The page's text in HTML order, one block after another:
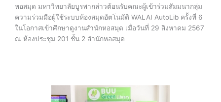
หอสมุด มหาวิทยาลัยบูรพากล่าวต้อนรับคณะผู้เข้าร่วมสัมมนากลุ่ม
ความร่วมมือผู้ใช้ระบบห้องสมุดอัตโนมัติ WALAI AutoLib ครั้งที่ 6
ในโอกาสเข้าศึกษาดูงานสำนักหอสมุด เมื่อวันที่ 29 สิงหาคม 2567
ณ ห้องประชุม 201 ชั้น 2 สำนักหอสมุด